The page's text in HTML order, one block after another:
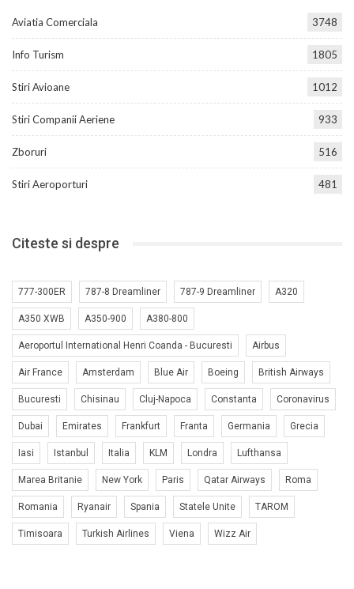
Aviatia Comerciala 3748
Info Turism 1805
Stiri Avioane 1012
Stiri Companii Aeriene 933
Zboruri 516
Stiri Aeroporturi 481
Citeste si despre
777-300ER 787-8 Dreamliner 787-9 Dreamliner A320
A350 XWB A350-900 A380-800
Aeroportul International Henri Coanda - Bucuresti Airbus
Air France Amsterdam Blue Air Boeing British Airways
Bucuresti Chisinau Cluj-Napoca Constanta Coronavirus
Dubai Emirates Frankfurt Franta Germania Grecia
Iasi Istanbul Italia KLM Londra Lufthansa
Marea Britanie New York Paris Qatar Airways Roma
Romania Ryanair Spania Statele Unite TAROM
Timisoara Turkish Airlines Viena Wizz Air